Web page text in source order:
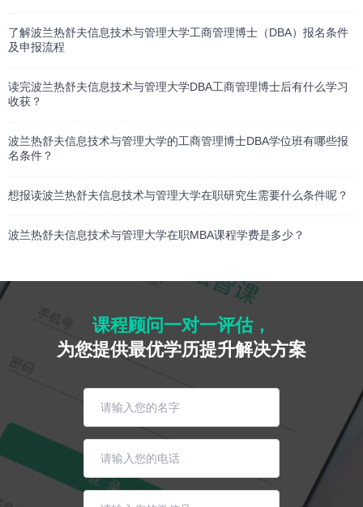
了解波兰热舒夫信息技术与管理大学工商管理博士（DBA）报名条件
及申报流程
读完波兰热舒夫信息技术与管理大学DBA工商管理博士后有什么学习
收获？
波兰热舒夫信息技术与管理大学的工商管理博士DBA学位班有哪些报
名条件？
想报读波兰热舒夫信息技术与管理大学在职研究生需要什么条件呢？
波兰热舒夫信息技术与管理大学在职MBA课程学费是多少？
课程顾问一对一评估，
为您提供最优学历提升解决方案